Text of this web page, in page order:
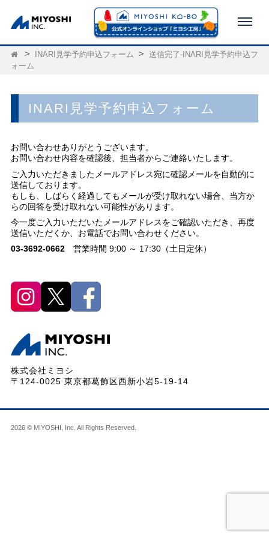
INARI見学予約申込フォーム
送信完了-INARI見学予約申込フ
ォーム
INARI見学予約申込フォーム
お問い合わせありがとうございます。
お問い合わせ内容を確認後、担当者からご連絡いたします。
ご入力いただきましたメールアドレス宛に確認メールを自動的に
送信しております。
もしも、しばらく経過してもメールが受け取れない場合、当方か
らの回答を受け取れない可能性があります。
今一度ご入力いただいたメールアドレスをご確認いただき、再度
送信いただくか、お電話でお問い合わせください。
03-3692-0662営業時間 9:00 ～ 17:30（土日定休）
株式会社ミヨシ
〒124-0025 東京都葛飾区西新小岩5-19-14
2026 © MIYOSHI, Inc. All Rights Reserved.